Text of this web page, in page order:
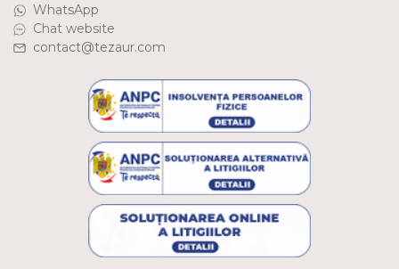
WhatsApp
Chat website
contact@tezaur.com